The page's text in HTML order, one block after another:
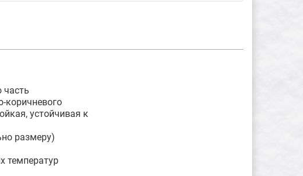
коричневого
устойчивая к
размеру)
температур